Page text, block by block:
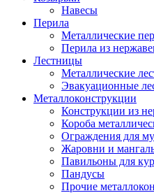
Навесы
Перила
Металлические
Перила из
Лестницы
Металлические
Эвакуационные
Металлоконструкции
Конструкции из
Короба
Ограждения для
Жаровни и
Павильоны для
Пандусы
Прочие